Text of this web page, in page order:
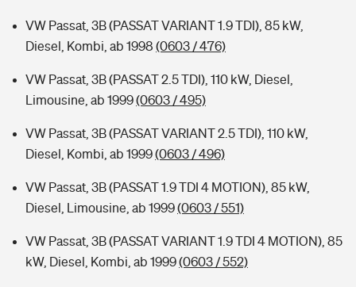
VW Passat, 3B (PASSAT VARIANT 1.9 TDI), 85 kW,
Diesel, Kombi, ab 1998 (0603 / 476)
VW Passat, 3B (PASSAT 2.5 TDI), 110 kW, Diesel,
Limousine, ab 1999(0603 / 495)
VW Passat, 3B (PASSAT VARIANT 2.5 TDI), 110 kW,
Diesel, Kombi, ab 1999(0603 / 496)
VW Passat, 3B (PASSAT 1.9 TDI 4 MOTION), 85 kW,
Diesel, Limousine, ab 1999(0603 / 551)
VW Passat, 3B (PASSAT VARIANT 1.9 TDI 4 MOTION), 85
kW, Diesel, Kombi, ab 1999(0603 / 552)